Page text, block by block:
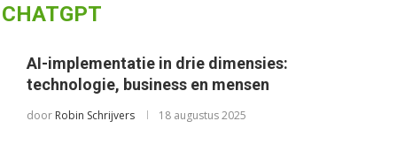
CHATGPT
AI-implementatie in drie dimensies:
technologie, business en mensen
door Robin Schrijvers 18 augustus 2025